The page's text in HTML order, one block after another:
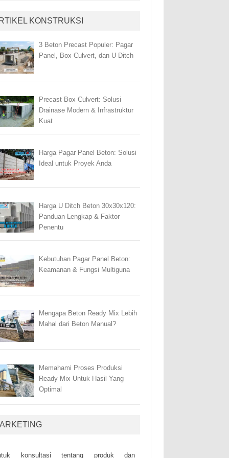
KONSTRUKSI
3 Beton Precast Populer: Pagar
Panel, Box Culvert, dan U Ditch
Precast Box Culvert: Solusi
Drainase Modern & Infrastruktur
Kuat
Harga Pagar Panel Beton: Solusi
Ideal untuk Proyek Anda
Harga U Ditch Beton 30x30x120:
Panduan Lengkap & Faktor
Penentu
Kebutuhan Pagar Panel Beton:
Keamanan & Fungsi Multiguna
Mengapa Beton Ready Mix Lebih
Mahal dari Beton Manual?
Memahami Proses Produksi
Ready Mix Untuk Hasil Yang
Optimal
kоnsultаsі tеntаng рrоduk dаn